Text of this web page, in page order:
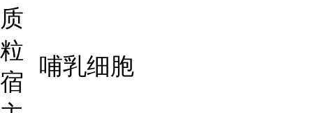
质
粒
宿
哺乳细胞